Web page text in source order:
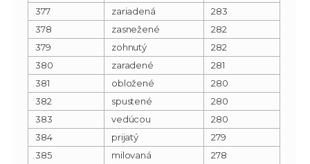
377
zariadená
283
378
zasnežené
282
379
zohnutý
282
380
zaradené
281
381
obložené
280
382
spustené
280
383
vedúcou
280
384
prijatý
279
385
milovaná
278